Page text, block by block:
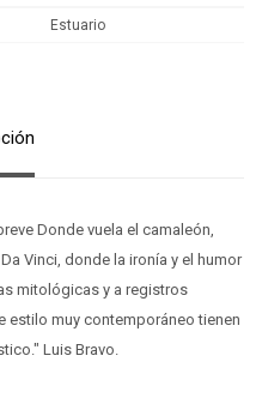
Estuario
Donde vuela el camaleón,
Vinci, donde la ironía y el humor
mitológicas y a registros
estilo muy contemporáneo tienen
Luis Bravo.